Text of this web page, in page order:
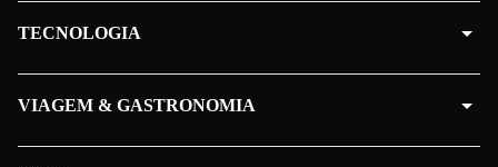
TECNOLOGIA
VIAGEM & GASTRONOMIA